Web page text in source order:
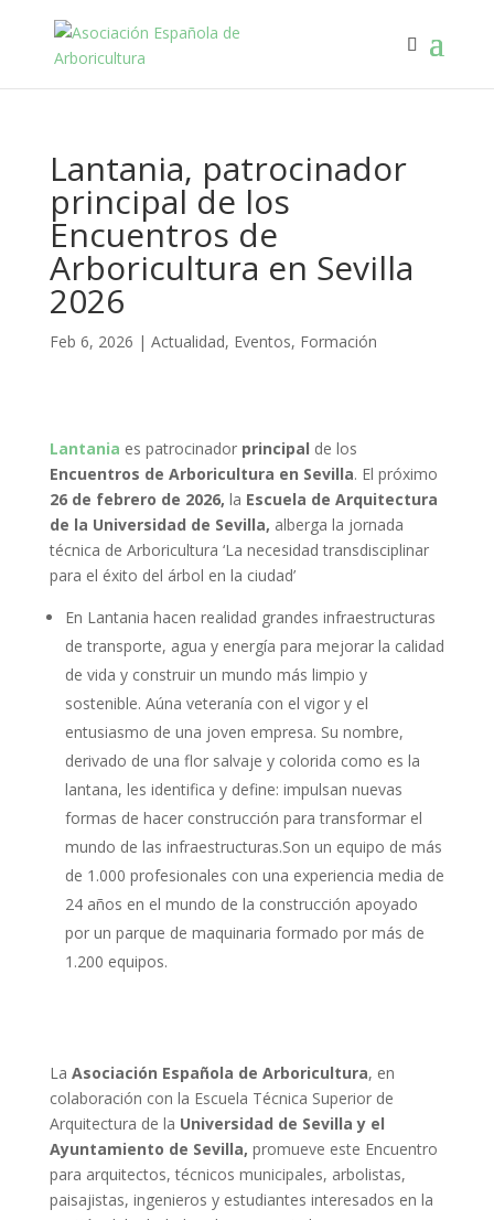
Lantania, patrocinador
principal de los
Encuentros de
Arboricultura en Sevilla
2026
Feb 6, 2026 | Actualidad, Eventos, Formación
Lantania es patrocinador principal de los
Encuentros de Arboricultura en Sevilla. El próximo
26 de febrero de 2026, la Escuela de Arquitectura
de la Universidad de Sevilla, alberga la jornada
técnica de Arboricultura ‘La necesidad transdisciplinar
para el éxito del árbol en la ciudad’
En Lantania hacen realidad grandes infraestructuras
de transporte, agua y energía para mejorar la calidad
de vida y construir un mundo más limpio y
sostenible. Aúna veteranía con el vigor y el
entusiasmo de una joven empresa. Su nombre,
derivado de una flor salvaje y colorida como es la
lantana, les identifica y define: impulsan nuevas
formas de hacer construcción para transformar el
mundo de las infraestructuras.Son un equipo de más
de 1.000 profesionales con una experiencia media de
24 años en el mundo de la construcción apoyado
por un parque de maquinaria formado por más de
1.200 equipos.
La Asociación Española de Arboricultura, en
colaboración con la Escuela Técnica Superior de
Arquitectura de la Universidad de Sevilla y el
Ayuntamiento de Sevilla, promueve este Encuentro
para arquitectos, técnicos municipales, arbolistas,
paisajistas, ingenieros y estudiantes interesados en la